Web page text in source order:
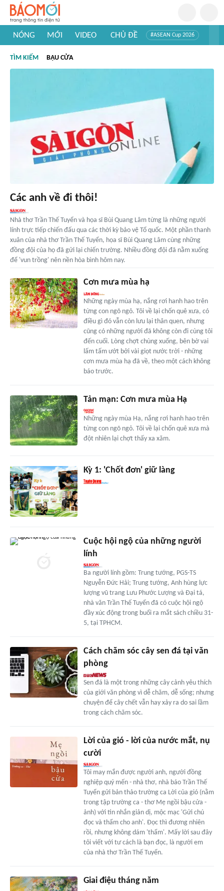
NÓNG MỚI VIDEO CHỦ ĐỀ #ASEAN Cup 2026
#Khám phá thế giới
TÌM KIẾM BẬU CỬA
Các anh về đi thôi!
Nhà thơ Trần Thế Tuyển và họa sĩ Bùi Quang Lâm từng là những người
lính trực tiếp chiến đấu qua các thời kỳ bảo vệ Tổ quốc. Một phần thanh
xuân của nhà thơ Trần Thế Tuyển, họa sĩ Bùi Quang Lâm cùng những
đồng đội của họ đã gửi lại chiến trường. Nhiều đồng đội đã nằm xuống
để 'vun trồng' nên nền hòa bình hôm nay.
Cơn mưa mùa hạ
Những ngày mùa hạ, nắng rơi hanh hao trên
từng con ngõ ngỏ. Tôi về lại chốn quê xưa, có
điều gì đó vẫn còn lưu lại thân quen, nhưng
cũng có những người đã không còn đi cùng tôi
đến cuối. Lòng chợt chùng xuống, bên bờ vai
lấm tấm ướt bởi vài giọt nước trời - những
cơn mưa mùa hạ đã về, theo một cách không
báo trước.
Tản mạn: Cơn mưa mùa Hạ
Những ngày mùa Hạ, nắng rơi hanh hao trên
từng con ngõ ngỏ. Tôi về lại chốn quê xưa mà
đột nhiên lại chợt thấy xa xăm.
Kỳ 1: 'Chốt đơn' giữ làng
Cuộc hội ngộ của những người
lính
Ba người lính gồm: Trung tướng, PGS-TS
Nguyễn Đức Hải; Trung tướng, Anh hùng lực
lượng vũ trang Lưu Phước Lượng và Đại tá,
nhà văn Trần Thế Tuyển đã có cuộc hội ngộ
đầy xúc động trong buổi ra mắt sách chiều 31-
5, tại TPHCM.
Cách chăm sóc cây sen đá tại văn
phòng
Sen đá là một trong những cây cảnh yêu thích
của giới văn phòng vì dễ chăm, dễ sống; nhưng
chuyện để cây chết vẫn hay xảy ra do sai lầm
trong cách chăm sóc.
Lời của gió - lời của nước mắt, nụ
cười
Tôi may mắn được người anh, người đồng
nghiệp quý mến - nhà thơ, nhà báo Trần Thế
Tuyển gửi bản thảo trường ca Lời của gió (nằm
trong tập trường ca - thơ Mẹ ngồi bậu cửa -
ảnh) với tin nhắn giản dị, mộc mạc 'Gửi chú
đọc và thẩm cho anh'. Đọc thì đương nhiên
rồi, nhưng không dám 'thẩm'. Mấy lời sau đây
tôi viết với tư cách là bạn đọc, là người em
của nhà thơ Trần Thế Tuyển.
Giai điệu tháng năm